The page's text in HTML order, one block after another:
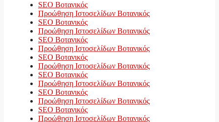
SEO Βοτανικός
Προώθηση Ιστοσελίδων Βοτανικός
SEO Βοτανικός
Προώθηση Ιστοσελίδων Βοτανικός
SEO Βοτανικός
Προώθηση Ιστοσελίδων Βοτανικός
SEO Βοτανικός
Προώθηση Ιστοσελίδων Βοτανικός
SEO Βοτανικός
Προώθηση Ιστοσελίδων Βοτανικός
SEO Βοτανικός
Προώθηση Ιστοσελίδων Βοτανικός
SEO Βοτανικός
Προώθηση Ιστοσελίδων Βοτανικός